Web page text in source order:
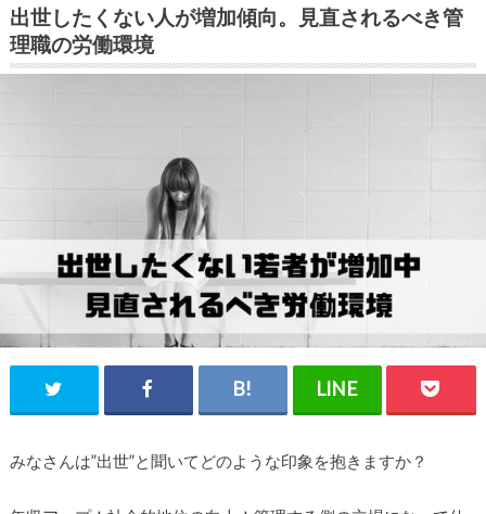
出世したくない人が増加傾向。見直されるべき管
理職の労働環境
みなさんは”出世”と聞いてどのような印象を抱きますか？